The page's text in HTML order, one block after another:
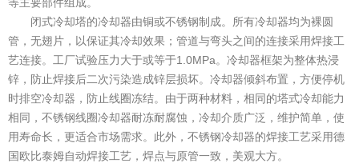
等主要部件组成。
闭式冷却塔的冷却器由铜或不锈钢制成。所有冷却器均为裸圆
管，无翅片，以保证其冷却效果；管道与弯头之间的连接采用焊接工
艺连接。工厂试验压力大于或等于1.0MPa。冷却器框架为整体热浸
锌，防止焊接后二次污染造成锌层损坏。冷却器倾斜布置，方便停机
时排空冷却器，防止线圈冻结。由于两种材料，相同的塔式冷却能力
相同，不锈钢线圈冷却器耐冻耐腐蚀，冷却介质广泛，维护简单，使
用寿命长，更适合市场需求。此外，不锈钢冷却器的焊接工艺采用德
国欧比泰姆自动焊接工艺，焊点与原管一致，美观大方。